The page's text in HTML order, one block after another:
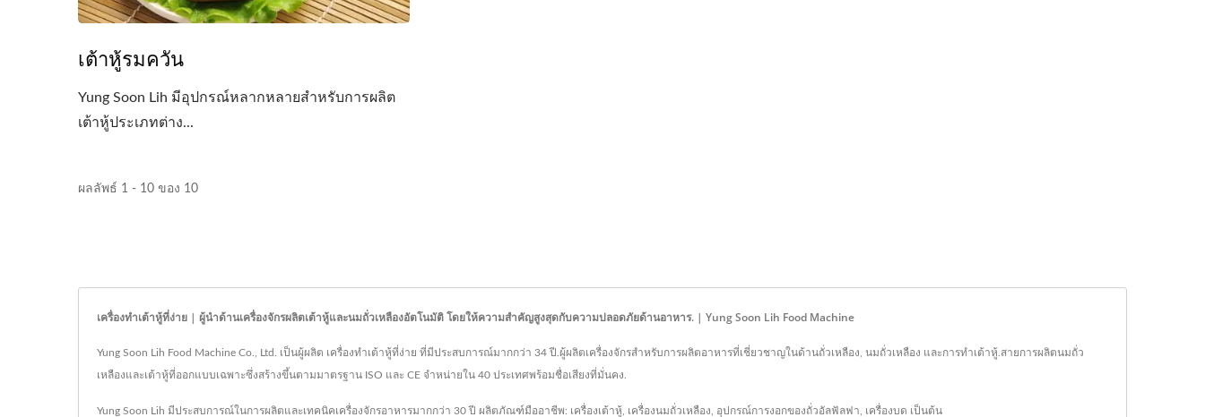
เต้าหู้รมควัน
Yung Soon Lih มีอุปกรณ์หลากหลายสำหรับการผลิต
เต้าหู้ประเภทต่าง...
ผลลัพธ์ 1 - 10 ของ 10
เครื่องทำเต้าหู้ที่ง่าย | ผู้นำด้านเครื่องจักรผลิตเต้าหู้และนมถั่วเหลืองอัตโนมัติ โดยให้ความสำคัญสูงสุดกับความปลอดภัยด้านอาหาร. | Yung Soon Lih Food Machine
Yung Soon Lih Food Machine Co., Ltd. เป็นผู้ผลิต เครื่องทำเต้าหู้ที่ง่าย ที่มีประสบการณ์มากกว่า 34 ปี.ผู้ผลิตเครื่องจักรสำหรับการผลิตอาหารที่เชี่ยวชาญในด้านถั่วเหลือง, นมถั่วเหลือง และการทำเต้าหู้.สายการผลิตนมถั่ว
เหลืองและเต้าหู้ที่ออกแบบเฉพาะซึ่งสร้างขึ้นตามมาตรฐาน ISO และ CE จำหน่ายใน 40 ประเทศพร้อมชื่อเสียงที่มั่นคง.
Yung Soon Lih มีประสบการณ์ในการผลิตและเทคนิคเครื่องจักรอาหารมากกว่า 30 ปี ผลิตภัณฑ์มืออาชีพ: เครื่องเต้าหู้, เครื่องนมถั่วเหลือง, อุปกรณ์การงอกของถั่วอัลฟัลฟา, เครื่องบด เป็นต้น